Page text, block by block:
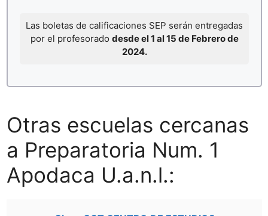
Las boletas de calificaciones SEP serán entregadas
por el profesorado desde el 1 al 15 de Febrero de
2024.
Otras escuelas cercanas
a Preparatoria Num. 1
Apodaca U.a.n.l.: